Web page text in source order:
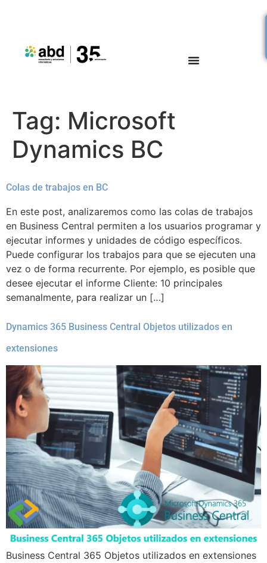
Tag: Microsoft
Dynamics BC
Colas de trabajos en BC
En este post, analizaremos como las colas de trabajos
en Business Central permiten a los usuarios programar y
ejecutar informes y unidades de código específicos.
Puede configurar los trabajos para que se ejecuten una
vez o de forma recurrente. Por ejemplo, es posible que
desee ejecutar el informe Cliente: 10 principales
semanalmente, para realizar un […]
Dynamics 365 Business Central Objetos utilizados en
extensiones
Business Central 365 Objetos utilizados en extensiones